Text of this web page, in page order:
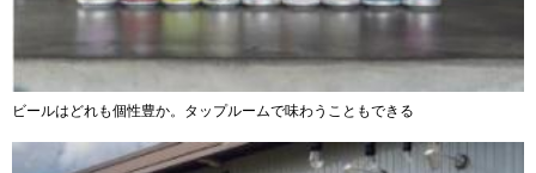
ビールはどれも個性豊か。タップルームで味わうこともできる